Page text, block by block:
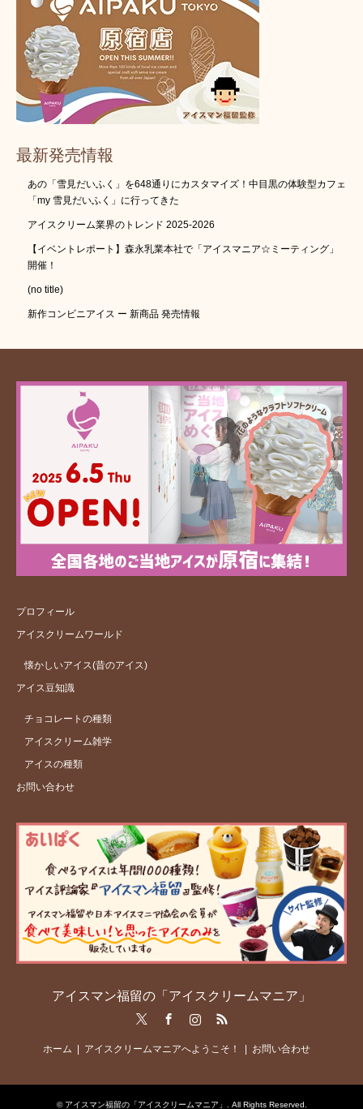
最新発売情報
あの「雪見だいふく」を648通りにカスタマイズ！中目黒の体験型カフェ
「my 雪見だいふく」に行ってきた
アイスクリーム業界のトレンド 2025-2026
【イベントレポート】森永乳業本社で「アイスマニア☆ミーティング」
開催！
(no title)
新作コンビニアイス ー 新商品 発売情報
プロフィール
アイスクリームワールド
懐かしいアイス(昔のアイス)
アイス豆知識
チョコレートの種類
アイスクリーム雑学
アイスの種類
お問い合わせ
アイスマン福留の「アイスクリームマニア」
RSS
ホーム アイスクリームマニアへようこそ！ お問い合わせ
© アイスマン福留の「アイスクリームマニア」 . All Rights Reserved.